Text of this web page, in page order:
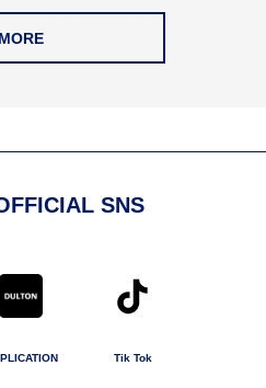
MORE
SNS
Tik Tok